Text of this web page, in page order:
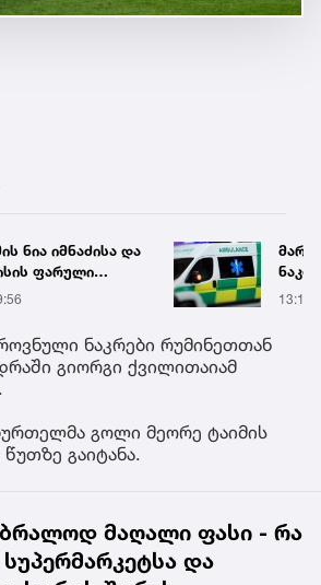
კრაზანის
მძიმე
მყოფი
39
ნაკრები რუმინეთთან
გიორგი ქვილითაიამ
გოლი მეორე ტაიმის
გაიტანა.
მაღალი ფასი - რა
სუპერმარკეტსა და